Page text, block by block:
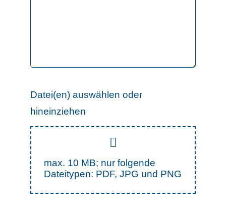
Datei(en) auswählen oder
hineinziehen
max. 10 MB; nur folgende
Dateitypen: PDF, JPG und PNG